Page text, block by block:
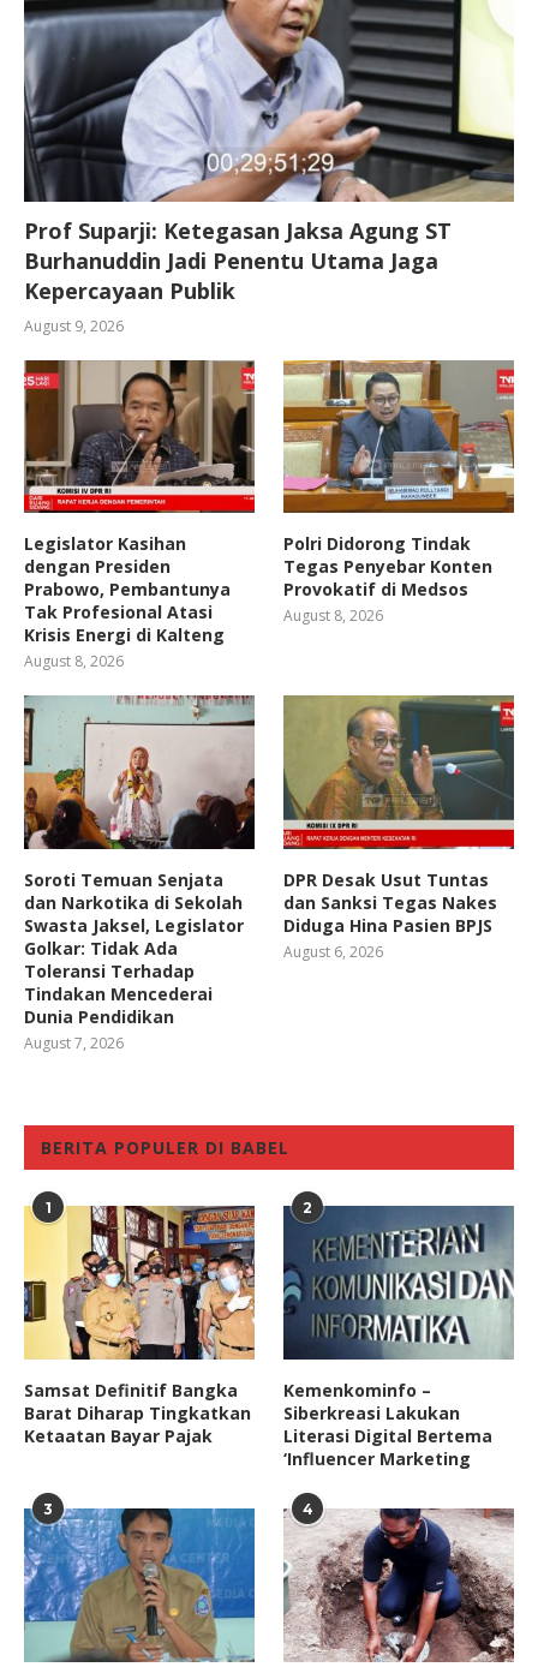
Prof Suparji: Ketegasan Jaksa Agung ST
Burhanuddin Jadi Penentu Utama Jaga
Kepercayaan Publik
August 9, 2026
Legislator Kasihan
dengan Presiden
Prabowo, Pembantunya
Tak Profesional Atasi
Krisis Energi di Kalteng
August 8, 2026
Polri Didorong Tindak
Tegas Penyebar Konten
Provokatif di Medsos
August 8, 2026
Soroti Temuan Senjata
dan Narkotika di Sekolah
Swasta Jaksel, Legislator
Golkar: Tidak Ada
Toleransi Terhadap
Tindakan Mencederai
Dunia Pendidikan
August 7, 2026
DPR Desak Usut Tuntas
dan Sanksi Tegas Nakes
Diduga Hina Pasien BPJS
August 6, 2026
BERITA POPULER DI BABEL
1
Samsat Definitif Bangka
Barat Diharap Tingkatkan
Ketaatan Bayar Pajak
2
Kemenkominfo –
Siberkreasi Lakukan
Literasi Digital Bertema
‘Influencer Marketing
3 4